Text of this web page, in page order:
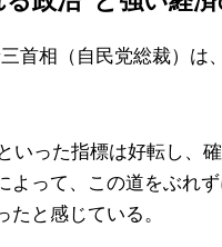
首相（自民党総裁）は
いった指標は好転し、
よって、この道をぶれ
と感じている。